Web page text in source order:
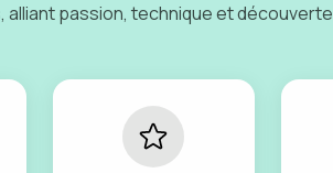
alliant passion, technique et découverte